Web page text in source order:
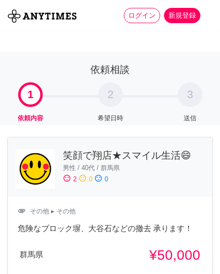
ログイン 新規登録
全て 家事 more_horiz
依頼相談
1
依頼内容
2
希望日時
3
送信
笑顔で翔店★スマイル生活😄
男性 / 40代 / 群馬県
sentiment_satisfied 2 sentiment_neutral 0 sentiment_dissatisfied 0
attachment その他 ▸ その他
危険なブロック塀、大谷石などの撤去 承ります！
群馬県 ¥50,000